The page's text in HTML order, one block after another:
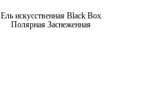
Ель искусственная Black Box
Полярная Заснеженная